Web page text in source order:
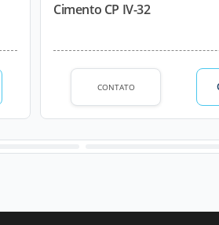
Cimento CP IV-32
CONTATO